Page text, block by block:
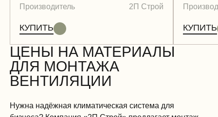
Производитель
2П Строй
КУПИТЬ КУПИТЬ
ЦЕНЫ НА МАТЕРИАЛЫ
ДЛЯ МОНТАЖА
ВЕНТИЛЯЦИИ
Нужна надёжная климатическая система для